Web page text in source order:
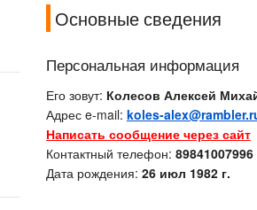
Основные сведения
Персональная информация
Его зовут: Колесов Алексей
Адрес e-mail: koles-
Написать сообщение через сайт
Контактный телефон: 89841007996
Дата рождения: 26 июл 1982 г.